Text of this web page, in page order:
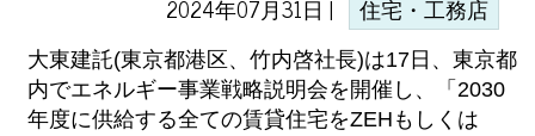
2024年07月31日 | 住宅・工務店
大東建託(東京都港区、竹内啓社長)は17日、東京都
内でエネルギー事業戦略説明会を開催し、「2030
年度に供給する全ての賃貸住宅をZEHもしくは